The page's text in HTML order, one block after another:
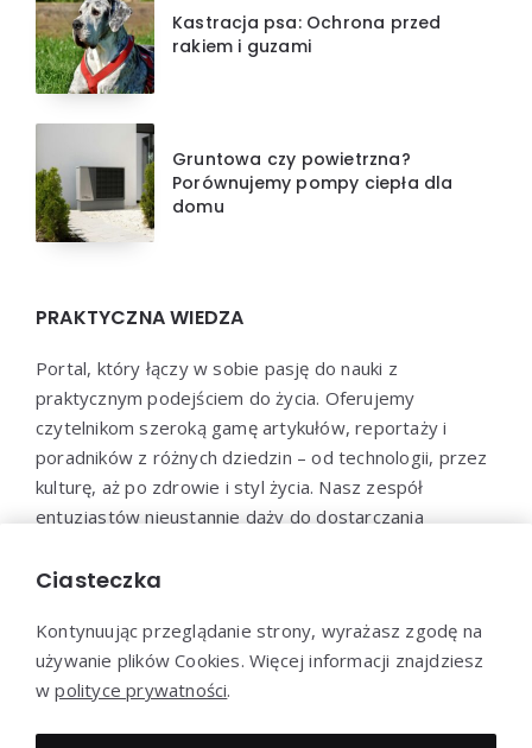
Kastracja psa: Ochrona przed
rakiem i guzami
Gruntowa czy powietrzna?
Porównujemy pompy ciepła dla
domu
PRAKTYCZNA WIEDZA
Portal, który łączy w sobie pasję do nauki z
praktycznym podejściem do życia. Oferujemy
czytelnikom szeroką gamę artykułów, reportaży i
poradników z różnych dziedzin – od technologii, przez
kulturę, aż po zdrowie i styl życia. Nasz zespół
entuzjastów nieustannie dąży do dostarczania
poszerzyć horyzonty i efektywnie wykorzystać
Ciasteczka
Kontynuując przeglądanie strony, wyrażasz zgodę na
używanie plików Cookies. Więcej informacji znajdziesz
wpolityce prywatności.